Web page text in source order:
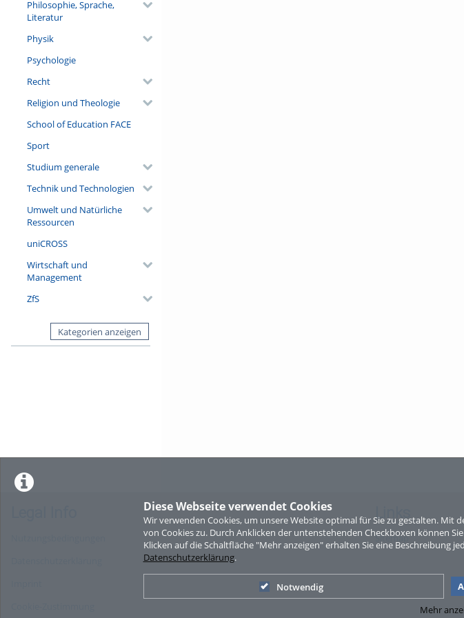
Diese Webseite verwendet Cookies
Wir verwenden Cookies, um unsere Website optimal für Sie zu gestalten.
von Cookies zu. Durch Anklicken der untenstehenden Checkboxen können
Klicken auf die Schaltfläche "Mehr anzeigen" erhalten Sie eine Beschreibung
Datenschutzerklärung.
Notwendig
Mehr
Philosophie, Sprache,
Literatur
Physik
Psychologie
Recht
Religion und Theologie
School of Education FACE
Sport
Studium generale
Technik und Technologien
Umwelt und Natürliche
Ressourcen
uniCROSS
Wirtschaft und
Management
ZfS
Kategorien anzeigen
Links
Sitemap